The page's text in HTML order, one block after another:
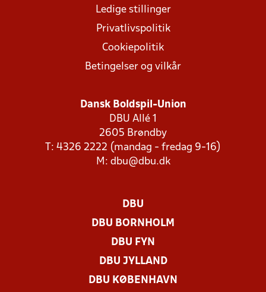
Ledige stillinger
Privatlivspolitik
Cookiepolitik
Betingelser og vilkår
Dansk Boldspil-Union
DBU Allé 1
2605 Brøndby
T: 4326 2222 (mandag - fredag 9-16)
M: dbu@dbu.dk
DBU
DBU BORNHOLM
DBU FYN
DBU JYLLAND
DBU KØBENHAVN